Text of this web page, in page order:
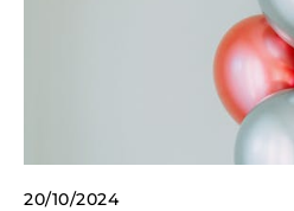
20/10/2024